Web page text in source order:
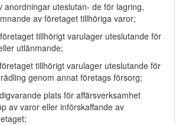
anordningar uteslutan- de för lagring,
av företaget tillhöriga varor;
tillhörigt varulager uteslutande för
utlänmande;
tillhörigt varulager uteslutande för
genom annat företags försorg;
plats för affärsverksamhet
av varor eller införskaffande av